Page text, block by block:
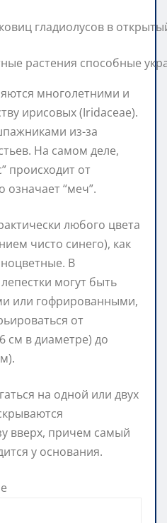
растения способные
многолетними и
ирисовых (Iridaceae).
из-за
На самом деле,
происходит от
означает “меч”.
любого цвета
чисто синего), как
В
могут быть
или гофрированными,
от
см в диаметре) до
на одной или двух
вверх, причем самый
у основания.